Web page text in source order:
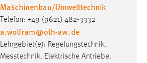
Maschinenbau/Umwelttechnik
Telefon: +49 (9621) 482-3332
a.wolfram@oth-aw.de
Lehrgebiet(e): Regelungstechnik,
Messtechnik, Elektrische Antriebe,